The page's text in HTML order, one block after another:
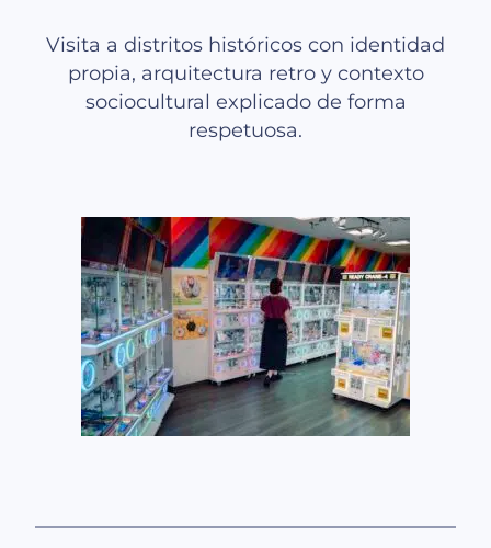
Visita a distritos históricos con identidad
propia, arquitectura retro y contexto
sociocultural explicado de forma
respetuosa.